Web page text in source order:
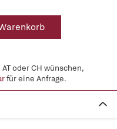
oder CH wünschen,
für eine Anfrage.